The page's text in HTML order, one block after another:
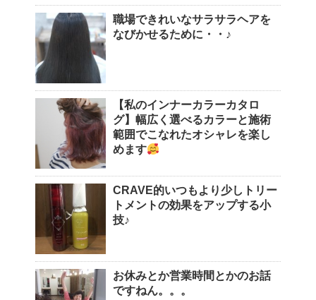
職場できれいなサラサラヘアを
なびかせるために・・♪
【私のインナーカラーカタロ
グ】幅広く選べるカラーと施術
範囲でこなれたオシャレを楽し
めます
CRAVE的いつもより少しトリー
トメントの効果をアップする小
技♪
お休みとか営業時間とかのお話
ですねん。。。